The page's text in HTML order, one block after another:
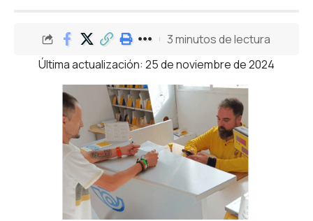
Última actualización: 25 de noviembre de 2024
3 minutos de lectura